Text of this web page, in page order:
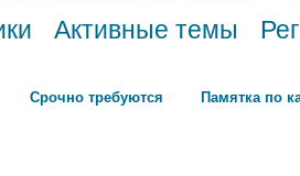
Активные темы
Срочно требуются Памятка по